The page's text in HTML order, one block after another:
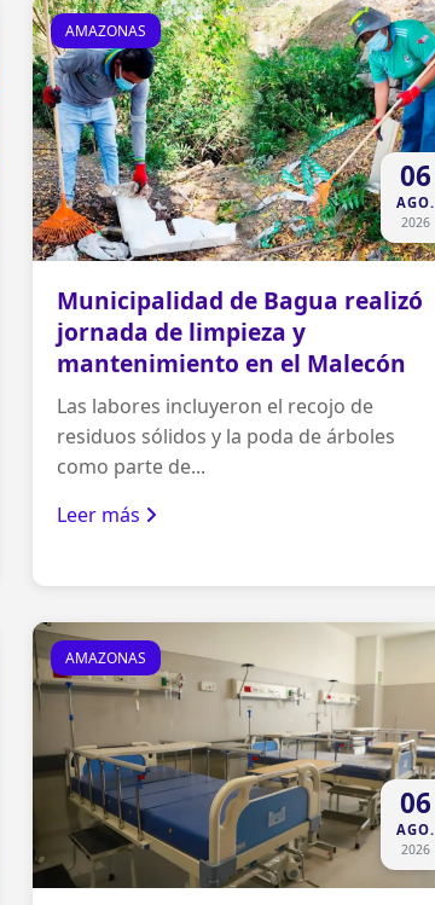
AMAZONAS
06
AGO.
2026
Municipalidad de Bagua realizó
jornada de limpieza y
mantenimiento en el Malecón
Las labores incluyeron el recojo de
residuos sólidos y la poda de árboles
como parte de...
Leer más
AMAZONAS
06
AGO.
2026